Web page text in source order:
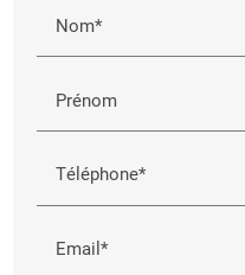
Nom*
Prénom
Téléphone*
Email*